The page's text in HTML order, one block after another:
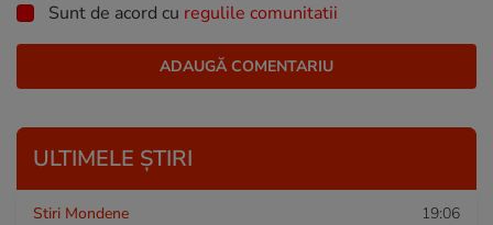
Sunt de acord cu regulile comunitatii
ULTIMELE ȘTIRI
Stiri Mondene 19:06